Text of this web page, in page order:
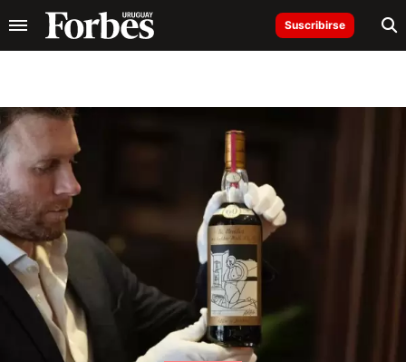
Suscribirse